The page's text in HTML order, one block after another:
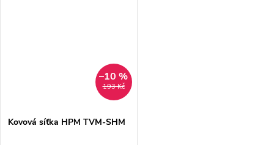
193 Kč
–10 %
Kovová síťka HPM TVM-SHM